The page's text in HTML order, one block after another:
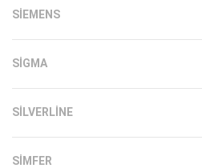
SIEMENS
SIGMA
SILVERLINE
SIMFER